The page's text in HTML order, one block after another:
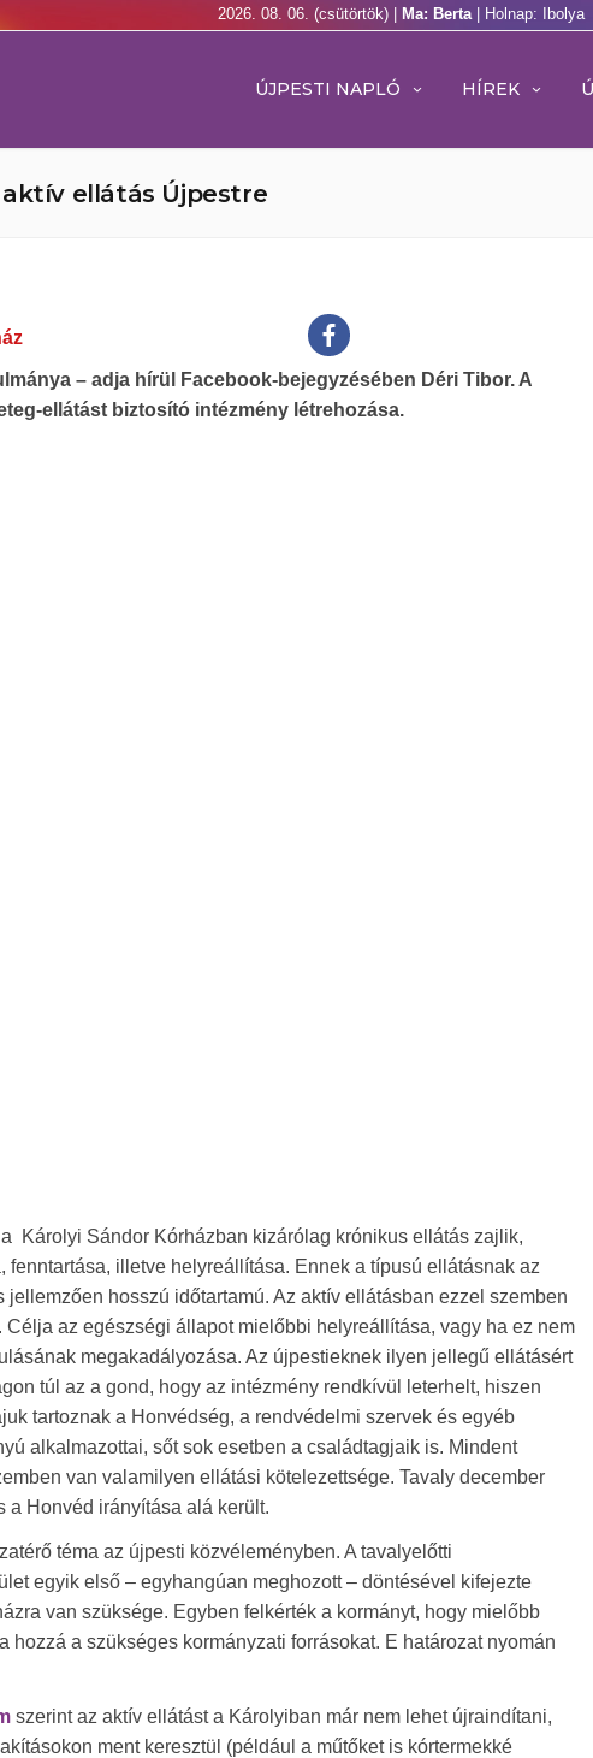
2026. 08. 06. (csütörtök) | Ma: Berta | Holnap: Ibolya
ÚJPESTI NAPLÓ HÍREK
ellátás Újpestre
– adja hírül Facebook-bejegyzésében Déri Tibor. A
ellátást biztosító intézmény létrehozása.
Károlyi Sándor Kórházban kizárólag krónikus ellátás zajlik,
illetve helyreállítása. Ennek a típusú ellátásnak az
hosszú időtartamú. Az aktív ellátásban ezzel szemben
az egészségi állapot mielőbbi helyreállítása, vagy ha ez nem
megakadályozása. Az újpestieknek ilyen jellegű ellátásért
túl az a gond, hogy az intézmény rendkívül leterhelt, hiszen
tartoznak a Honvédség, a rendvédelmi szervek és egyéb
alkalmazottai, sőt sok esetben a családtagjaik is. Mindent
van valamilyen ellátási kötelezettsége. Tavaly december
Honvéd irányítása alá került.
téma az újpesti közvéleményben. A tavalyelőtti
egyik első – egyhangúan meghozott – döntésével kifejezte
van szüksége. Egyben felkérték a kormányt, hogy mielőbb
a szükséges kormányzati forrásokat. E határozat nyomán
szerint az aktív ellátást a Károlyiban már nem lehet újraindítani,
ment keresztül (például a műtőket is kórtermekké